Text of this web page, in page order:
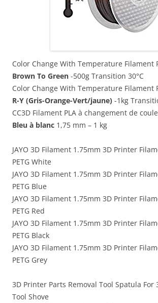
Color Change With Temperature Filament
Brown To Green -500g Transition 30°C
Color Change With Temperature Filament
R-Y (Gris-Orange-Vert/jaune) -1kg
CC3D Filament PLA à changement de
Bleu à blanc 1,75 mm – 1 kg
JAYO 3D Filament 1.75mm 3D Printer
PETG White
JAYO 3D Filament 1.75mm 3D Printer
PETG Blue
JAYO 3D Filament 1.75mm 3D Printer
PETG Red
JAYO 3D Filament 1.75mm 3D Printer
PETG Black
JAYO 3D Filament 1.75mm 3D Printer
PETG Grey
3D Printer Parts Removal Tool Spatula For
Tool Shove